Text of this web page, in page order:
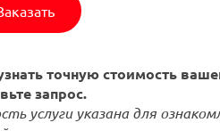
точную стоимость
запрос.
услуги указана для